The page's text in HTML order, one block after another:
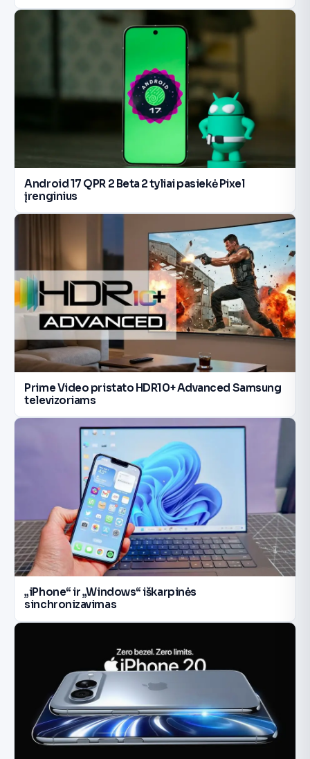
Android 17 QPR 2 Beta 2 tyliai pasiekė Pixel
įrenginius
Prime Video pristato HDR10+ Advanced Samsung
televizoriams
„iPhone“ ir „Windows“ iškarpinės
sinchronizavimas